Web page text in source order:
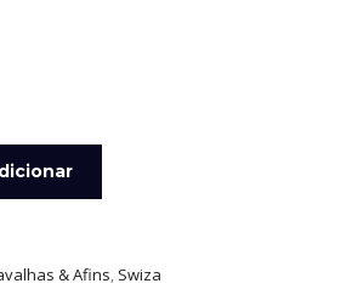
& Afins, Swiza